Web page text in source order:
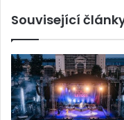
Související